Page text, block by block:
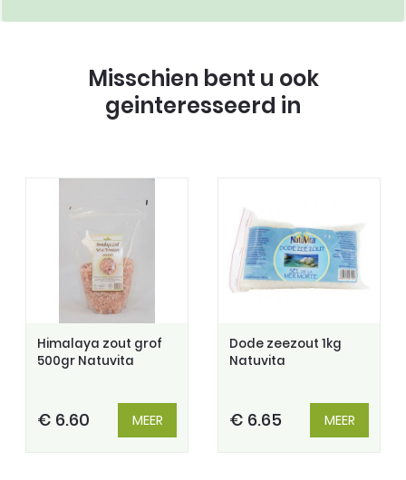
Misschien bent u ook
geinteresseerd in
Himalaya zout grof
500gr Natuvita
€ 6.60 MEER
Dode zeezout 1kg
Natuvita
€ 6.65 MEER